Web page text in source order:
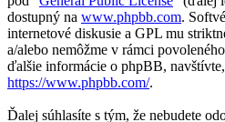
dostupný na www.phpbb.com.
internetové diskusie a GPL mu
a/alebo nemôžme v rámci
ďalšie informácie o phpBB,
https://www.phpbb.com/.
Ďalej súhlasíte s tým, že nebudete